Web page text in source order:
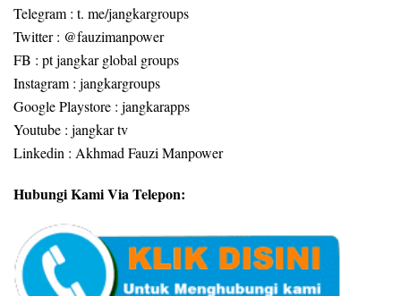
Telegram : t. me/jangkargroups
Twitter : @fauzimanpower
FB : pt jangkar global groups
Instagram : jangkargroups
Google Playstore : jangkarapps
Youtube : jangkar tv
Linkedin : Akhmad Fauzi Manpower
Hubungi Kami Via Telepon: